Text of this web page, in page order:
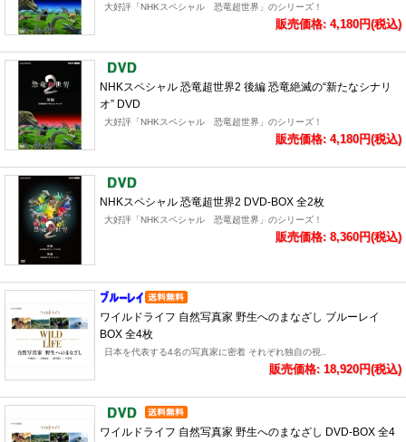
大好評「NHKスペシャル 恐竜超世界」のシリーズ！
販売価格: 4,180円(税込)
NHKスペシャル 恐竜超世界2 後編 恐竜絶滅の“新たなシナリ
オ” DVD
大好評「NHKスペシャル 恐竜超世界」のシリーズ！
販売価格: 4,180円(税込)
NHKスペシャル 恐竜超世界2 DVD-BOX 全2枚
大好評「NHKスペシャル 恐竜超世界」のシリーズ！
販売価格: 8,360円(税込)
ワイルドライフ 自然写真家 野生へのまなざし ブルーレイ
BOX 全4枚
日本を代表する4名の写真家に密着 それぞれ独自の視..
販売価格: 18,920円(税込)
ワイルドライフ 自然写真家 野生へのまなざし DVD-BOX 全4